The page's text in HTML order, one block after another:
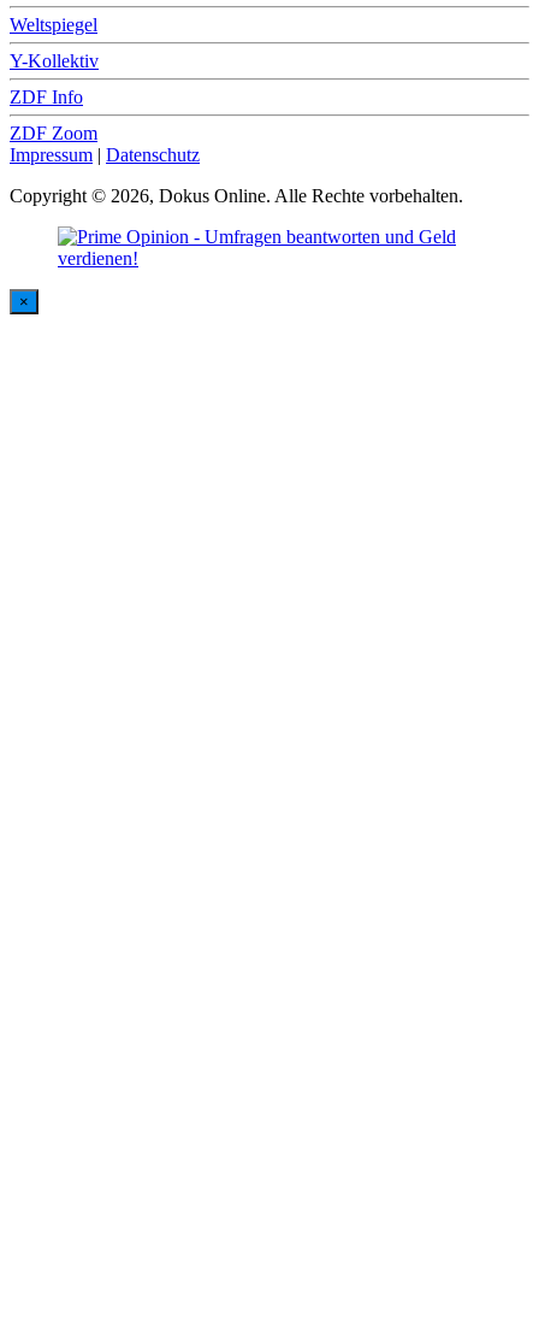
Weltspiegel
Y-Kollektiv
ZDF Info
ZDF Zoom
Impressum | Datenschutz
Copyright © 2026, Dokus Online. Alle Rechte vorbehalten.
×